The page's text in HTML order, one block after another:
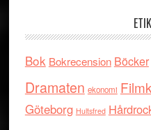
Bok Bokrecension Böcker
Dramaten ekonomi
Göteborg Hultsfred